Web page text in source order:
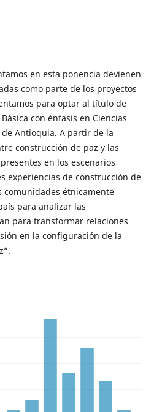
en esta ponencia devienen
como parte de los proyectos
para optar al título de
con énfasis en Ciencias
Antioquia. A partir de la
construcción de paz y las
en los escenarios
experiencias de construcción de
comunidades étnicamente
para analizar las
para transformar relaciones
en la configuración de la